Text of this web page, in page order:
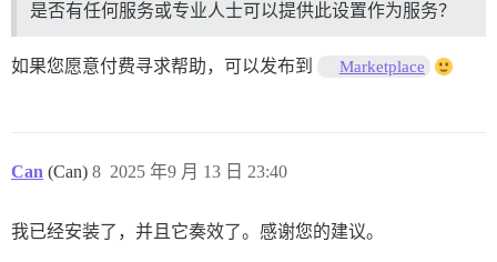
是否有任何服务或专业人士可以提供此设置作为服务？
如果您愿意付费寻求帮助，可以发布到 Marketplace
Can (Can) 2025 年9 月 13 日 23:40
8
我已经安装了，并且它奏效了。感谢您的建议。